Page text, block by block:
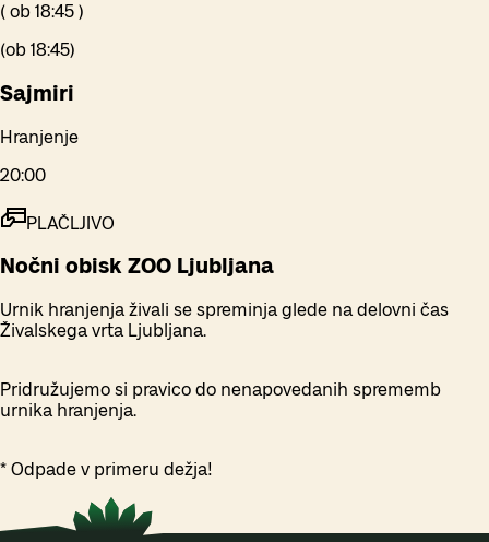
( ob 18:45 )
(ob 18:45)
Sajmiri
Hranjenje
20:00
PLAČLJIVO
Nočni obisk ZOO Ljubljana
Urnik hranjenja živali se spreminja glede na delovni čas
Živalskega vrta Ljubljana.
Pridružujemo si pravico do nenapovedanih sprememb
urnika hranjenja.
* Odpade v primeru dežja!